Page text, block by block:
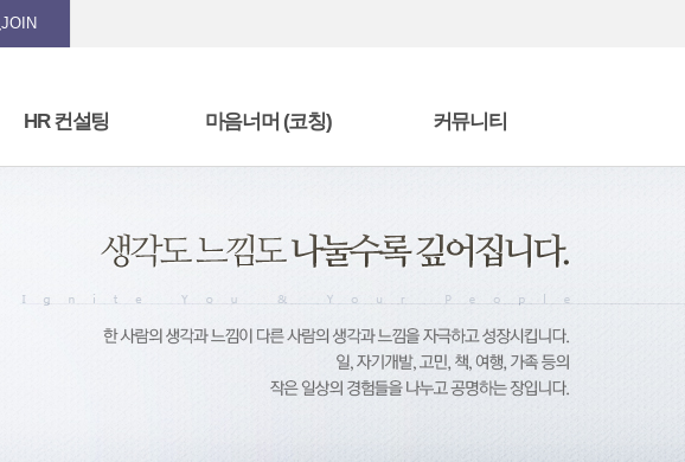
JOIN
HR 컨설팅
역량 모델링 및 역량 진단
선발 시스템 구축
성과 관리 시스템 구축
마음너머 (코칭)
책을 읽고
에니어그램 전문가 과정
상담/코칭 프로그램
커뮤니티
수강후기
방명록